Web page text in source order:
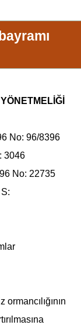
No: 96/8396
3046
No: 22735